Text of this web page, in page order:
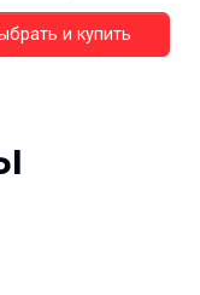
и купить